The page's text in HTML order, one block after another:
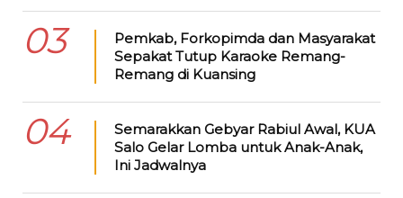
03
Pemkab, Forkopimda dan Masyarakat
Sepakat Tutup Karaoke Remang-
Remang di Kuansing
04
Semarakkan Gebyar Rabiul Awal, KUA
Salo Gelar Lomba untuk Anak-Anak,
Ini Jadwalnya